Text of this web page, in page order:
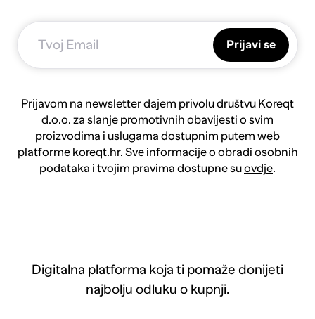
Prijavi se
Prijavom na newsletter dajem privolu društvu Koreqt
d.o.o. za slanje promotivnih obavijesti o svim
proizvodima i uslugama dostupnim putem web
platforme koreqt.hr. Sve informacije o obradi osobnih
podataka i tvojim pravima dostupne suovdje.
Digitalna platforma koja ti pomaže donijeti
najbolju odluku o kupnji.